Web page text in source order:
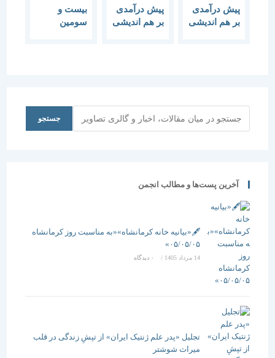
پیش درآمدی
بر هم اندیشی
پیش درآمدی
بر هم اندیشی
بیست و
سومین
جستجو
آخرین پست‌ها و مطالب انجمن
🖋️«بیانیه خانه کرمانشاه»«به مناسبت روز کرمانشاه
۰۵/۰۵/۰۵»
/ ۰ دیدگاه
تجلیل «پدر علم ژنتیک ایران» از تپشِ زندگی در قلب
میراث شوشتر